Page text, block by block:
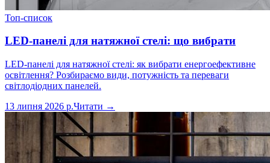
Топ-список
LED-панелі для натяжної стелі: що вибрати
LED-панелі для натяжної стелі: як вибрати енергоефективне
освітлення? Розбираємо види, потужність та переваги
світлодіодних панелей.
13 липня 2026 р.Читати →